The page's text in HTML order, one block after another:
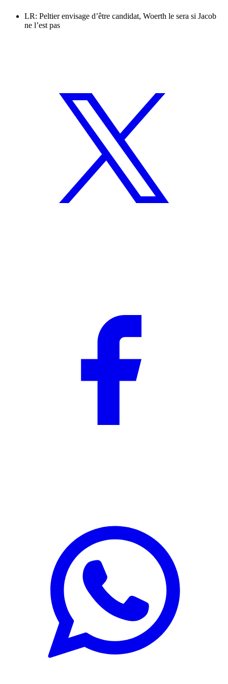
LR: Peltier envisage d’être candidat, Woerth le sera si Jacob
ne l’est pas